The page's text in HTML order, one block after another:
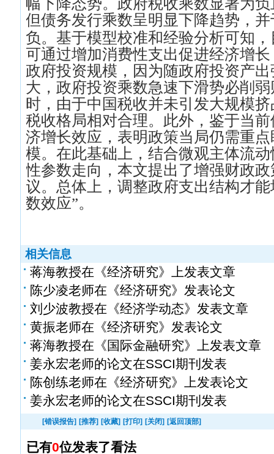
但债务发行乘数呈明显下降趋势，并
负。基于模型校准和经验分析可知
可通过增加消费性支出促进经济增
政府投资规模，因为随政府投资产
大，政府投资乘数急速下滑势必削
时，由于中国税收并未引发大规模
税收格局相对合理。此外，鉴于当
济增长效应，表明政策当局仍需重
模。在此基础上，结合微观主体流
性参数走向，本文提出了增强财政
议。总体上，调整政府支出结构才
数效应”。
相关信息
蒋海教授在《经济研究》上发表文章
陈少凌老师在《经济研究》发表论文
刘少波教授在《经济学动态》发表文章
黄振老师在《经济研究》发表论文
蒋海教授在《国际金融研究》上发表文章
姜永宏老师的论文在SSCI期刊发表
陈创练老师在《经济研究》上发表论文
姜永宏老师的论文在SSCI期刊发表
[错误报告] [推荐] [收藏] [打印] [关闭] [返回顶部]
已有0位发表了看法